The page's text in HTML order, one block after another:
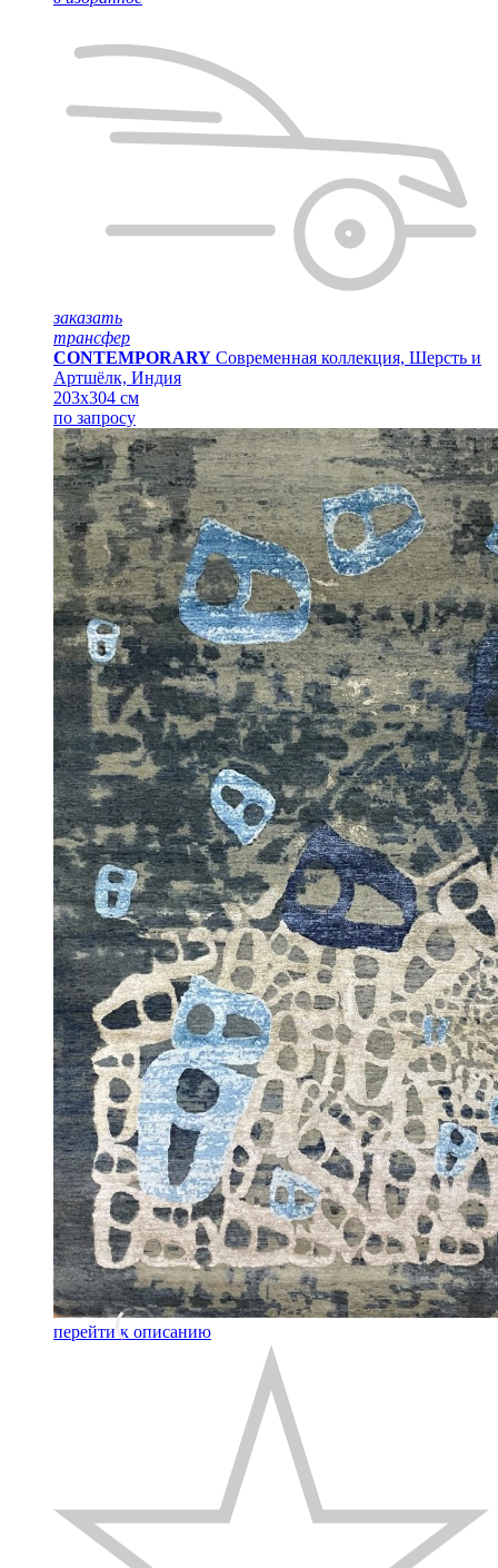
заказать
трансфер
CONTEMPORARY Современная коллекция, Шерсть и
Артшёлк, Индия
203x304 см
по запросу
перейти к описанию